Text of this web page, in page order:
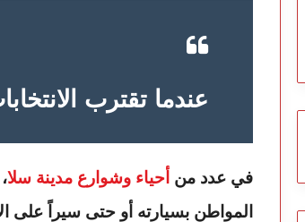
عندما تقترب
في عدد من أحياء وشوارع مدينة سلا
المواطن بسيارته أو حتى سيراً على